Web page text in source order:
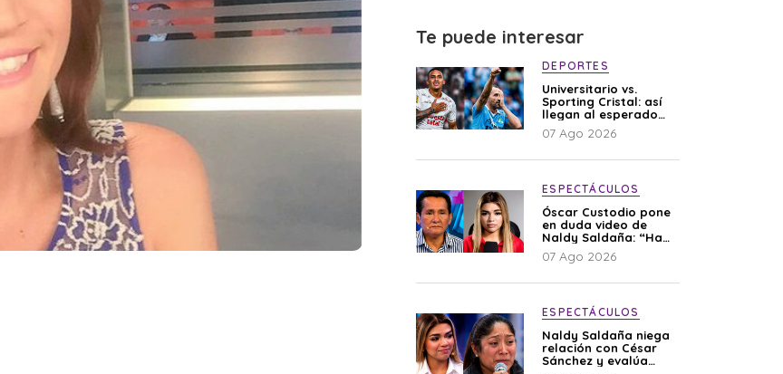
Te puede interesar
DEPORTES
Universitario vs.
Sporting Cristal: así
llegan al esperado
duelo
07 Ago 2026
ESPECTÁCULOS
Óscar Custodio pone
en duda video de
Naldy Saldaña: “Hay
cosas que de repente
se han editado”
07 Ago 2026
ESPECTÁCULOS
Naldy Saldaña niega
relación con César
Sánchez y evalúa